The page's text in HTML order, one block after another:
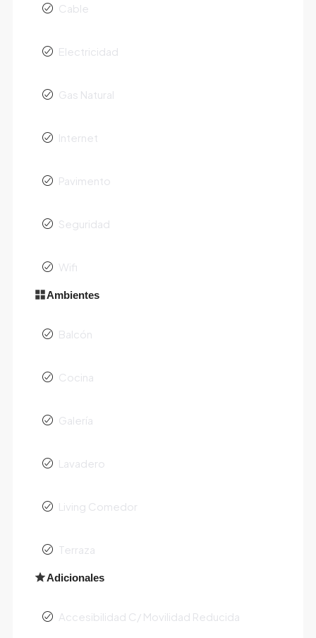
Cable
Electricidad
Gas Natural
Internet
Pavimento
Seguridad
Wifi
Ambientes
Balcón
Cocina
Galería
Lavadero
Living Comedor
Terraza
Adicionales
Accesibilidad C/ Movilidad Reducida